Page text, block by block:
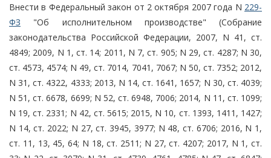
Внести в Федеральный закон от 2 октября 2007 года N 229-
ФЗ "Об исполнительном производстве" (Собрание
законодательства Российской Федерации, 2007, N 41, ст.
4849; 2009, N 1, ст. 14; 2011, N 7, ст. 905; N 29, ст. 4287; N 30,
ст. 4573, 4574; N 49, ст. 7014, 7041, 7067; N 50, ст. 7352; 2012,
N 31, ст. 4322, 4333; 2013, N 14, ст. 1641, 1657; N 30, ст. 4039;
N 51, ст. 6678, 6699; N 52, ст. 6948, 7006; 2014, N 11, ст. 1099;
N 19, ст. 2331; N 42, ст. 5615; 2015, N 10, ст. 1393, 1411, 1427;
N 14, ст. 2022; N 27, ст. 3945, 3977; N 48, ст. 6706; 2016, N 1,
ст. 11, 13, 45, 64; N 18, ст. 2511; N 27, ст. 4207; 2017, N 1, ст.